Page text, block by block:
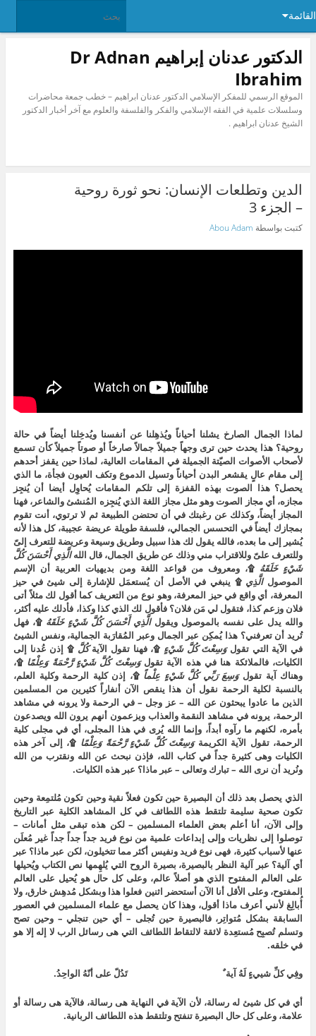
القائمة
الدكتور عدنان إبراهيم Dr Adnan
Ibrahim
الموقع الرسمي للمفكر الإسلامي الدكتور عدنان ابراهيم – خطب جمعة محاضرات
وسلسلات علمية في الفقه الإسلامي والفكر والفلسفة والعلوم مع آخر أخبار الدكتور
الشيخ عدنان ابراهيم .
الدين وتطلعات الإنسان: نحو ثورة روحية
– الجزء 3
كتبت بواسطة Abou Adam
لماذا الجمال الصارخ يشلنا أحياناً ويُذهِلنا عن أنفسنا ويُدخِلنا أيضاً في حالة
روحية؟ هذا يحدث حين ترى وجهاً جميلاً جمالاً صارخاً أو صوتاً جميلاً كأن تسمع
لأصحاب الأصوات الصيّتة الجميلة في المقامات العالية، لماذا حين يقفز أحدهم
إلى مقام عالٍ يقشعر البدن أحياناً وتسيل الدموع وتكف العيون فجأة، ما الذي
يحصل؟ هذا الصوت بهذه القفزة إلى تلكم المقامات يُحاوِل أيضا أن يُنجِز
مجازه، أي مجاز الصوت وهو مثل مجاز اللغة الذي يُنجِزه المُنشئ والشاعر، فهنا
المجاز أيضاً، وكذلك عن رغبتك في أن تحتضن الطبيعة ثم لا ترتوي، أنت تقوم
بمجازك أيضاً في التحسس الجمالي، فلسفة طويلة عريضة عجيبة، كل هذا لأنه
يُشير إلى ما بعده، فالله يقول لك هذا سبيل وطريق وسيعة وعريضة للتعرف إلىّ
وللتعرف علىّ وللاقتراب مني وذلك عن طريق الجمال، قال اللهالَّذِي أَحْسَنَ كُلَّ
شَيْءٍ خَلَقَهُ ۩، ومعروف من قواعد اللغة ومن بديهيات العربية أن الإسم
الموصولالَّذِي ۩ ينبغي في الأصل أن يُستعمَل للإشارة إلى شيئ في حيز
المعرفة، أي واقع في حيز المعرفة، وهو نوع من التعريف كما أقول لك مثلاً أتى
فلان وزعم كذا، فتقول لي مَن فلان؟ فأقول لك الذي كذا وكذا، فأدلك عليه أكثر،
والله يدل على نفسه بالموصول ويقولالَّذِي أَحْسَنَ كُلَّ شَيْءٍ خَلَقَهُ ۩، فهل
تُريد أن تعرفني؟ هذا يُمكِن عبر الجمال وعبر المُقارَبة الجمالية، ونفس الشيئ
في الآية التي تقولوَسِعْتَ كُلَّ شَيْءٍ ۩، فهنا تقول الآيةكُلَّ ۩ إذن عُدنا إلى
الكليات، فالملائكة هنا في هذه الآية تقولوَسِعْتَ كُلَّ شَيْءٍ رَّحْمَةً وَعِلْمًا ۩،
وهناك آية تقولوَسِعَ رَبِّي كُلَّ شَيْءٍ عِلْماً ۩، إذن كلية الرحمة وكلية العلم،
بالنسبة لكلية الرحمة نقول أن هذا ينقص الآن أنفاراً كثيرين من المسلمين
الذين ما عادوا يبحثون عن الله – عز وجل – في الرحمة ولا يرونه في مشاهد
الرحمة، يرونه في مشاهد النقمة والعذاب ويزعمون أنهم يرون الله ويصدعون
بأمره، لكنهم ما رآوه أبداً، وإنما الله يُرى في هذا المجلى، أي في مجلى كلية
الرحمة، تقول الآية الكريمةوَسِعْتَ كُلَّ شَيْءٍ رَّحْمَةً وَعِلْمًا ۩، إلى آخر هذه
الكليات وهى كثيرة جداً في كتاب الله، فإذن نبحث عن الله ونقترب من الله
ونُريد أن نرى الله – تبارك وتعالى – عبر ماذا؟ عبر هذه الكليات.
الذي يحصل بعد ذلك أن البصيرة حين تكون فعلاً نقية وحين تكون مُلتمِعة وحين
تكون صحية سليمة تلتقط هذه اللطائف في كل المشاهد الكلية عبر التاريخ
وإلى الآن، أنا أعلم بعض العلماء المسلمين – لكن هذه تبقى مثل أمانات –
توصلوا إلى نظريات وإلى إبداعات علمية من نوع فريد جداً جداً جداً غير مُعلَن
عنها لأسباب كثيرة، فهى نوع فريد ونفيس أكثر مما تتخيلون، لكن عبر ماذا؟ عبر
أي آلية؟ عبر آلية النظر بالبصيرة، بصيرة الروح التي يُلهِمها نص الكتاب ويُحيلها
على العالم المفتوح الذي هو أصلاً عالم، وعلى كل حال هو يُحيل على العالم
المفتوح، وعلى الأقل أنا الآن أستحضر اثنين فعلوا هذا وبشكل مُدهِش خارق، ولا
أُبالِغ لأنني أعرف ماذا أقول، وهذا كان يحصل مع علماء المسلمين في العصور
السابقة بشكل مُتواتِر، فالبصيرة حين تُجلى – أي حين تنجلي – وحين تصح
وتسلم تُصبِح مُستعِدة لائقة لالتقاط اللطائف التي هى رسائل الرب لا إله إلا هو
في خلقه.
وفِي كلِّ شييءٍ لَهُ آية ٌ تَدُلّ على أنّهُ الواحِدُ.
أي في كل شيئ له رسالة، لأن الآية في النهاية هى رسالة، فالآية هى رسالة أو
علامة، وعلى كل حال البصيرة تنفتح وتلتقط هذه اللطائف الربانية.